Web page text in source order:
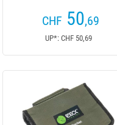
CHF 50,69
UP*: CHF 50,69